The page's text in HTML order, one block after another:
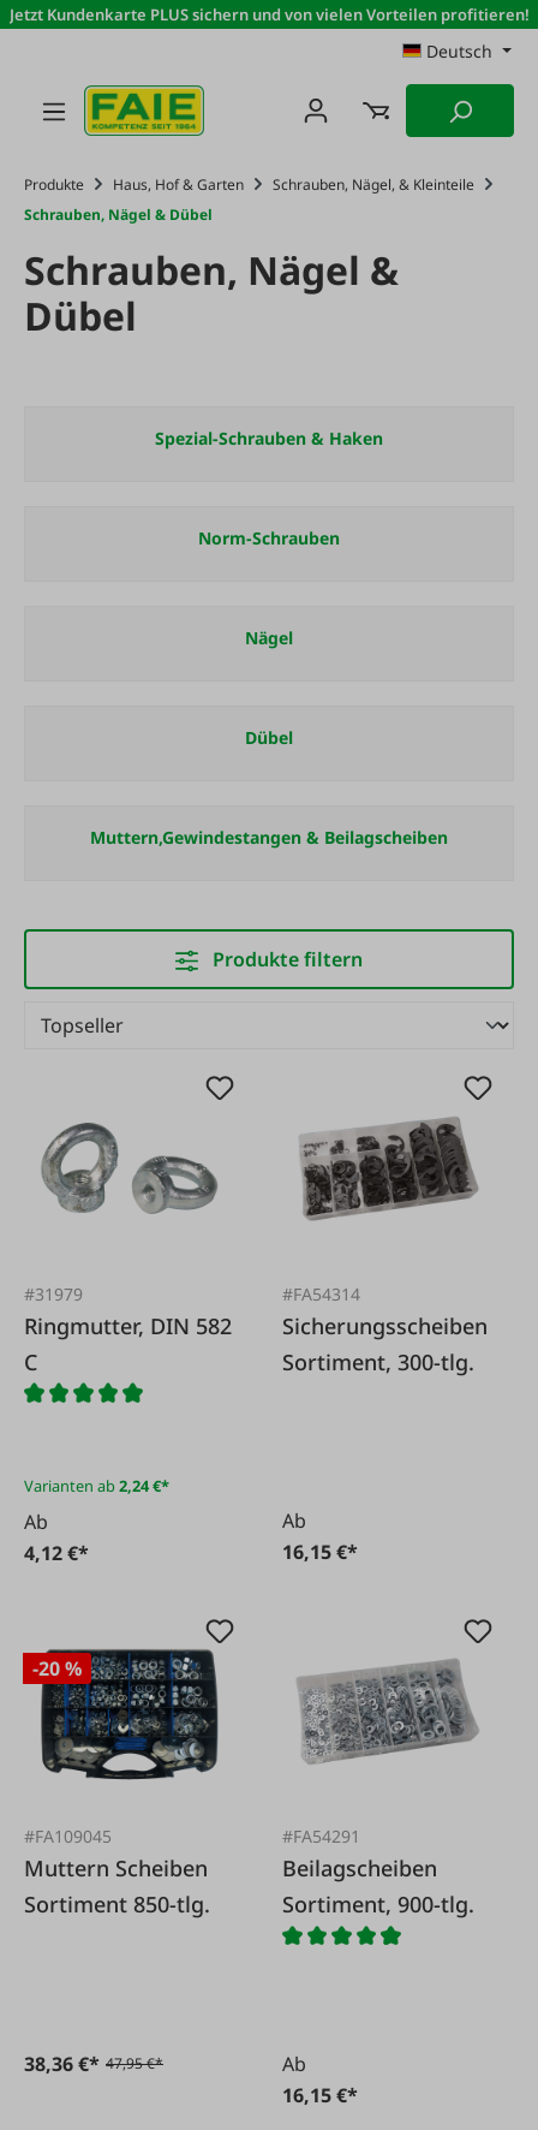
Zum Hauptinhalt springen
Jetzt Kundenkarte PLUS sichern und von vielen Vorteilen profitieren!
Deutsch
Produkte Haus, Hof & Garten
Schrauben, Nägel, & Kleinteile
Schrauben, Nägel & Dübel
Schrauben, Nägel &
Dübel
Spezial-Schrauben & Haken
Norm-Schrauben
Nägel
Dübel
Muttern,Gewindestangen & Beilagscheiben
Produkte filtern
#31979
Ringmutter, DIN 582
C
Varianten ab2,24 €*
Ab
4,12 €*
#FA54314
Sicherungsscheiben
Sortiment, 300-tlg.
Ab
16,15 €*
-20 %
#FA109045
Muttern Scheiben
Sortiment 850-tlg.
38,36 €* 47,95 €*
#FA54291
Beilagscheiben
Sortiment, 900-tlg.
Ab
16,15 €*